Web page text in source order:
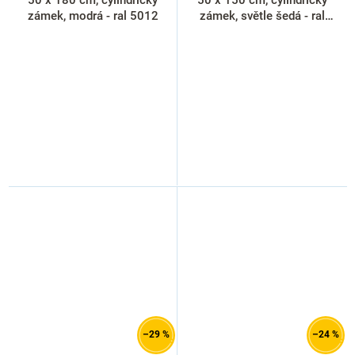
zámek, modrá - ral 5012
zámek, světle šedá - ral
–29 % –24 %